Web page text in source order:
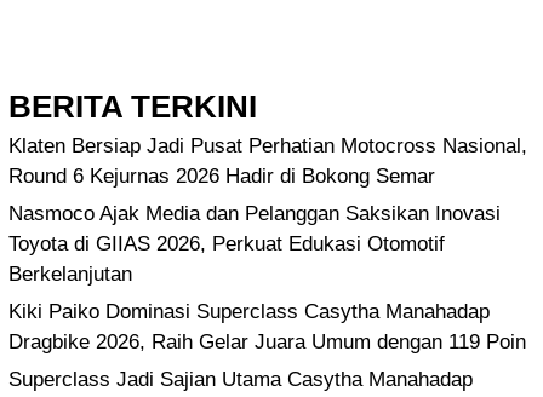
BERITA TERKINI
Klaten Bersiap Jadi Pusat Perhatian Motocross Nasional,
Round 6 Kejurnas 2026 Hadir di Bokong Semar
Nasmoco Ajak Media dan Pelanggan Saksikan Inovasi
Toyota di GIIAS 2026, Perkuat Edukasi Otomotif
Berkelanjutan
Kiki Paiko Dominasi Superclass Casytha Manahadap
Dragbike 2026, Raih Gelar Juara Umum dengan 119 Poin
Superclass Jadi Sajian Utama Casytha Manahadap